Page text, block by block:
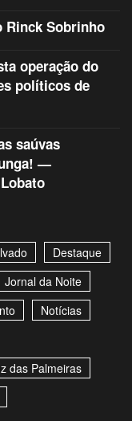
Rinck Sobrinho
operação do
políticos de
saúvas
—
Destaque
Jornal da Noite
Notícias
das Palmeiras